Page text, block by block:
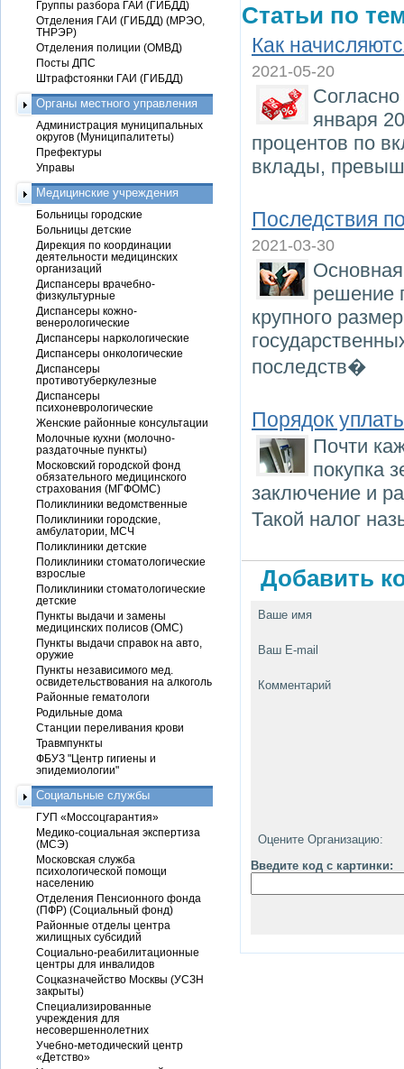
Статьи по
Как
2021-05-20
января
процентов по
вклады,
Последствия
2021-03-30
решение
крупного
последств�
Порядок
Почти
покупка
заключение и
Такой налог
Добавить
Ваше имя
Ваш E-mail
Комментарий
Оцените Организацию:
Введите код с картинки:
Группы разбора ГАИ (ГИБДД)
Отделения ГАИ (ГИБДД) (МРЭО,
ТНРЭР)
Отделения полиции (ОМВД)
Посты ДПС
Штрафстоянки ГАИ (ГИБДД)
Органы местного управления
Администрация муниципальных
округов (Муниципалитеты)
Префектуры
Управы
Медицинские учреждения
Больницы городские
Больницы детские
Дирекция по координации
деятельности медицинских
организаций
Диспансеры врачебно-
физкультурные
Диспансеры кожно-
венерологические
Диспансеры наркологические
Диспансеры онкологические
Диспансеры
противотуберкулезные
Диспансеры
психоневрологические
Женские районные консультации
Молочные кухни (молочно-
раздаточные пункты)
Московский городской фонд
обязательного медицинского
страхования (МГФОМС)
Поликлиники ведомственные
Поликлиники городские,
амбулатории, МСЧ
Поликлиники детские
Поликлиники стоматологические
взрослые
Поликлиники стоматологические
детские
Пункты выдачи и замены
медицинских полисов (ОМС)
Пункты выдачи справок на авто,
оружие
Пункты независимого мед.
освидетельствования на алкоголь
Районные гематологи
Родильные дома
Станции переливания крови
Травмпункты
ФБУЗ "Центр гигиены и
эпидемиологии"
Социальные службы
ГУП «Моссоцгарантия»
Медико-социальная экспертиза
(МСЭ)
Московская служба
психологической помощи
населению
Отделения Пенсионного фонда
(ПФР) (Социальный фонд)
Районные отделы центра
жилищных субсидий
Социально-реабилитационные
центры для инвалидов
Соцказначейство Москвы (УСЗН
закрыты)
Специализированные
учреждения для
несовершеннолетних
Учебно-методический центр
«Детство»